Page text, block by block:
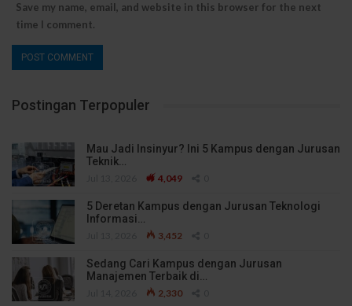
Save my name, email, and website in this browser for the next
time I comment.
Postingan Terpopuler
Mau Jadi Insinyur? Ini 5 Kampus dengan Jurusan
Teknik…
4,049
5 Deretan Kampus dengan Jurusan Teknologi
Informasi…
3,452
Sedang Cari Kampus dengan Jurusan
Manajemen Terbaik di…
2,330